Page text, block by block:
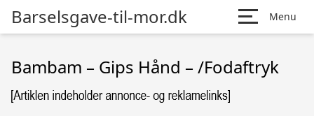
Barselsgave-til-mor.dk Menu
Bambam – Gips Hånd – /Fodaftryk